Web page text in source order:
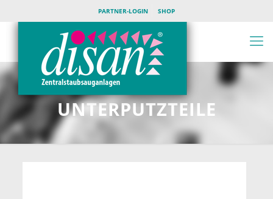
PARTNER-LOGIN SHOP
UNTERPUTZTEILE